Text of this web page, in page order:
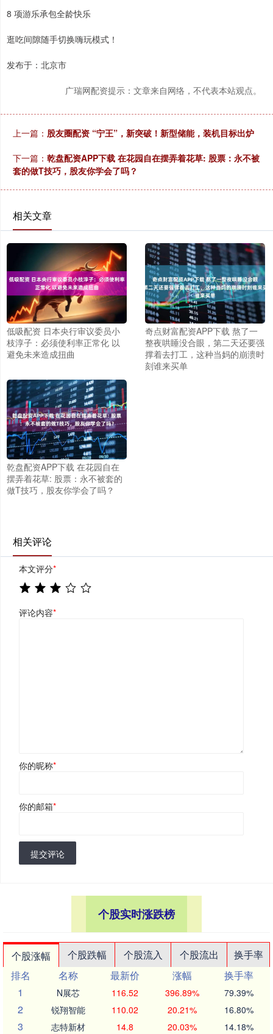
8 项游乐承包全龄快乐
逛吃间隙随手切换嗨玩模式！
发布于：北京市
广瑞网配资提示：文章来自网络，不代表本站观点。
上一篇： 股友圈配资 “宁王”，新突破！新型储能，装机目标出炉
下一篇： 乾盘配资APP下载 在花园自在摆弄着花草: 股票：永不被
套的做T技巧，股友你学会了吗？
相关文章
低吸配资 日本央行审议委员小
枝淳子：必须使利率正常化 以
避免未来造成扭曲
奇点财富配资APP下载 熬了一
整夜哄睡没合眼，第二天还要强
撑着去打工，这种当妈的崩溃时
刻谁来买单
乾盘配资APP下载 在花园自在
摆弄着花草: 股票：永不被套的
做T技巧，股友你学会了吗？
相关评论
本文评分*
评论内容*
你的昵称*
你的邮箱*
提交评论
个股实时涨跌榜
个股涨幅 个股跌幅 个股流入 个股流出
换手率
排名
名称 最新价 涨幅
换手率
1
N展芯 116.52 396.89% 79.39%
2 锐翔智能 110.02 20.21% 16.80%
3 志特新材 14.8 20.03% 14.18%